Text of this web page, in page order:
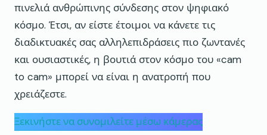
πινελιά ανθρώπινης σύνδεσης στον ψηφιακό
κόσμο. Έτσι, αν είστε έτοιμοι να κάνετε τις
διαδικτυακές σας αλληλεπιδράσεις πιο ζωντανές
και ουσιαστικές, η βουτιά στον κόσμο του «cam
to cam» μπορεί να είναι η ανατροπή που
χρειάζεστε.
Ξεκινήστε να συνομιλείτε μέσω κάμερας